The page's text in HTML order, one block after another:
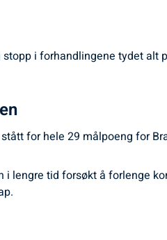
i forhandlingene tydet
for hele 29 målpoeng for
i lengre tid forsøkt å forlenge